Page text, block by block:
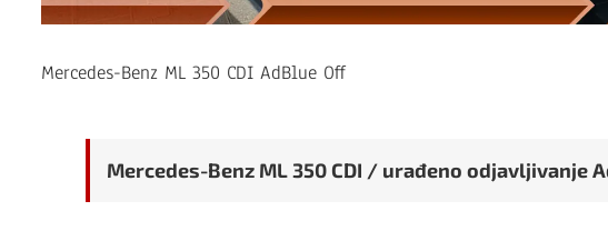
Mercedes-Benz ML 350 CDI AdBlue Off
Mercedes-Benz ML 350 CDI / urađeno odjavljivanje